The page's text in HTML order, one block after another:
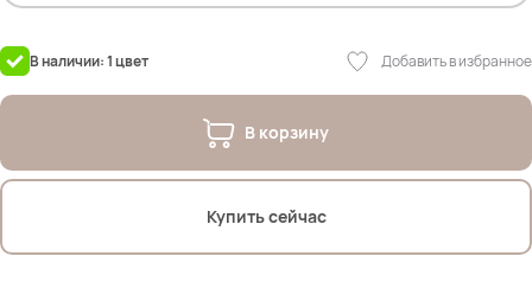
В наличии: 1 цвет Добавить в избранное
В корзину
Купить сейчас